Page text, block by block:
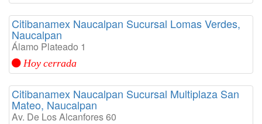
Citibanamex Naucalpan Sucursal Lomas Verdes,
Naucalpan
Álamo Plateado 1
Hoy cerrada
Citibanamex Naucalpan Sucursal Multiplaza San
Mateo, Naucalpan
Av. De Los Alcanfores 60